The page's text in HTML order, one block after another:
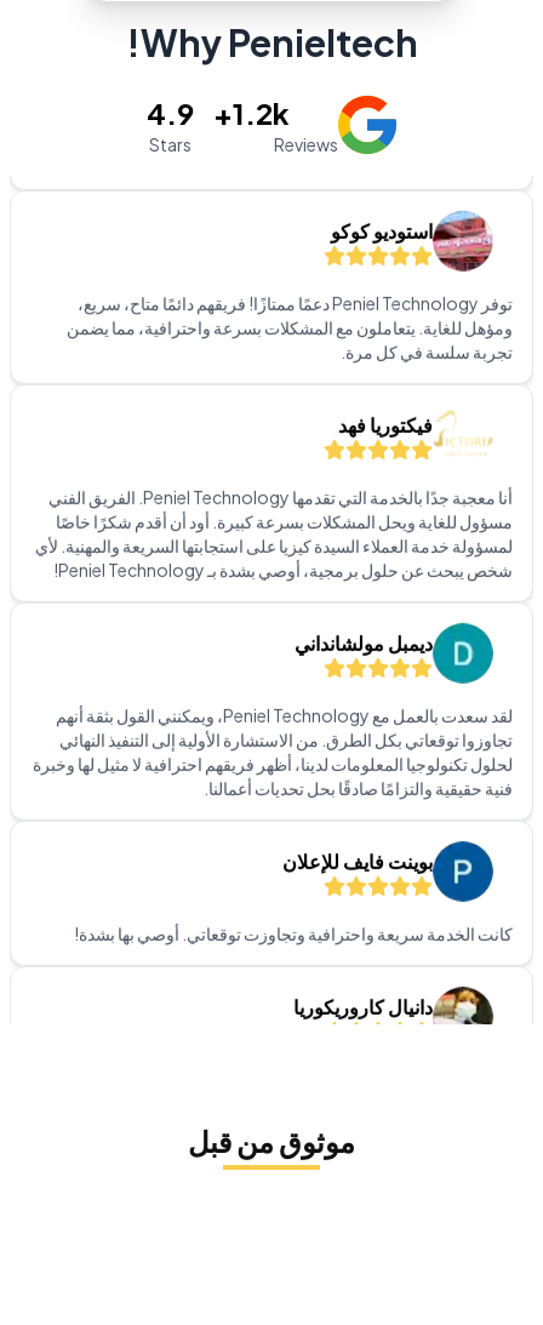
Why Penieltech!
1.2k+
Reviews
4.9
Stars
لقد كانت لدي تجربة رائعة مع خدمة تثبيت البرامج! كان الفريق محترفًا
يضمن إعداد كل شيء بشكل مثالي وفقًا لاحتياجاتي.
توفر Peniel Technology دعمًا ممتازًا! فريقهم دائمًا متاح، سريع،
ومؤهل للغاية. يتعاملون مع المشكلات بسرعة واحترافية، مما يضمن
تجربة سلسة في كل مرة.
فيكتوريا فهد
مسؤول للغاية ويحل المشكلات بسرعة كبيرة. أود أن أقدم شكرًا خاصًا
لمسؤولة خدمة العملاء السيدة كيزيا على استجابتها السريعة والمهنية. لأي
شخص يبحث عن حلول برمجية، أوصي بشدة بـ Peniel Technology!
ديمبل مولشانداني
تجاوزوا توقعاتي بكل الطرق. من الاستشارة الأولية إلى التنفيذ النهائي
لحلول تكنولوجيا المعلومات لدينا، أظهر فريقهم احترافية لا مثيل لها وخبرة
فنية حقيقية والتزامًا صادقًا بحل تحديات أعمالنا.
بوينت فايف للإعلان
كانت الخدمة سريعة واحترافية وتجاوزت توقعاتي. أوصي بها بشدة!
دانيال كاروريكوريا
فريق داعم جدًا.. أقدّر استجابتهم السريعة واحترافيتهم. إذا كنت تبحث عن
موثوق من قبل